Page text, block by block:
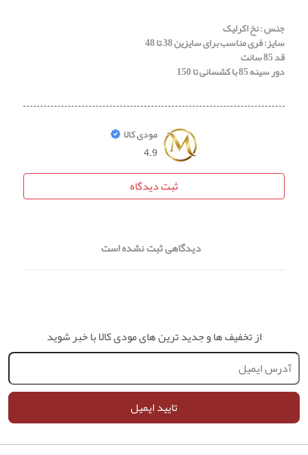
جنس : نخ اکرلیک
سایز: فری مناسب برای سایزین 38 تا 48
قد 85 سانت
دور سینه 85 با کشسانی تا 150
مودی کالا
4.9
ثبت دیدگاه
دیدگاهی ثبت نشده است
از تخفیف ها و جدید ترین های مودی کالا با خبر شوید
تایید ایمیل